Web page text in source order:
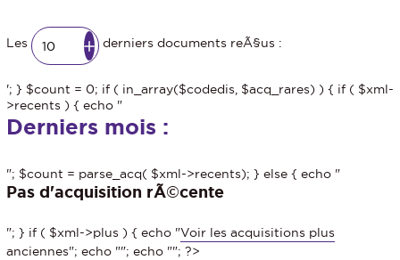
Les derniers documents reÃ§us :
'; } $count = 0; if ( in_array($codedis, $acq_rares) ) { if ( $xml-
>recents ) { echo "
Derniers mois :
"; $count = parse_acq( $xml->recents); } else { echo "
Pas d'acquisition rÃ©cente
"; } if ( $xml->plus ) { echo "Voir les acquisitions plus
anciennes"; echo ""; echo ""; ?>